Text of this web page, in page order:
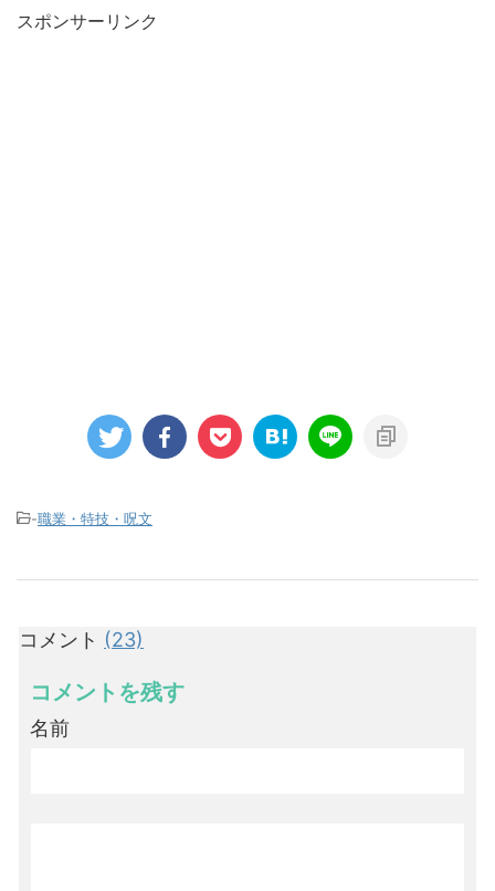
スポンサーリンク
-職業・特技・呪文
コメント (23)
コメントを残す
名前